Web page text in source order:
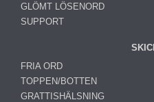
GLÖMT LÖSENORD
SUPPORT
FRIA ORD
TOPPEN/BOTTEN
GRATTISHÄLSNING